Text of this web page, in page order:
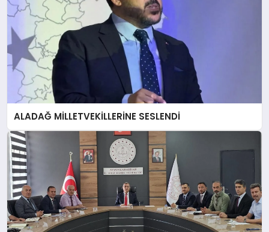
ALADAĞ MİLLETVEKİLLERİNE SESLENDİ